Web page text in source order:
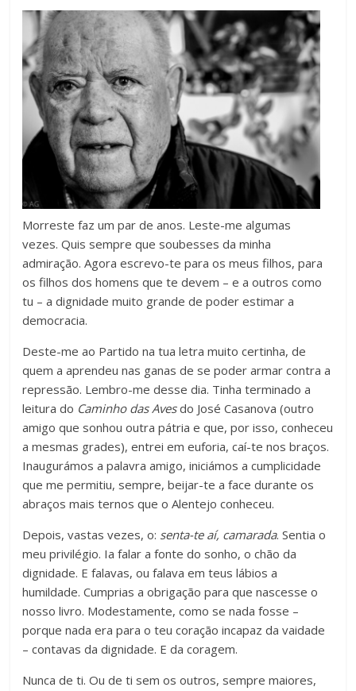
Morreste faz um par de anos. Leste-me algumas
vezes. Quis sempre que soubesses da minha
admiração. Agora escrevo-te para os meus filhos, para
os filhos dos homens que te devem – e a outros como
tu – a dignidade muito grande de poder estimar a
democracia.
Deste-me ao Partido na tua letra muito certinha, de
quem a aprendeu nas ganas de se poder armar contra a
repressão. Lembro-me desse dia. Tinha terminado a
leitura do Caminho das Avesdo José Casanova (outro
amigo que sonhou outra pátria e que, por isso, conheceu
a mesmas grades), entrei em euforia, caí-te nos braços.
Inaugurámos a palavra amigo, iniciámos a cumplicidade
que me permitiu, sempre, beijar-te a face durante os
abraços mais ternos que o Alentejo conheceu.
Depois, vastas vezes, o: senta-te aí, camarada. Sentia o
meu privilégio. Ia falar a fonte do sonho, o chão da
dignidade. E falavas, ou falava em teus lábios a
humildade. Cumprias a obrigação para que nascesse o
nosso livro. Modestamente, como se nada fosse –
porque nada era para o teu coração incapaz da vaidade
– contavas da dignidade. E da coragem.
Nunca de ti. Ou de ti sem os outros, sempre maiores,